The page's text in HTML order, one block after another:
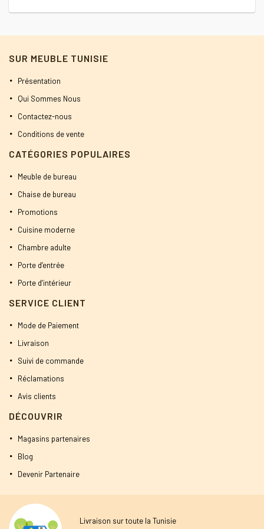
SUR MEUBLE TUNISIE
Présentation
Qui Sommes Nous
Contactez-nous
Conditions de vente
CATÉGORIES POPULAIRES
Meuble de bureau
Chaise de bureau
Promotions
Cuisine moderne
Chambre adulte
Porte d’entrée
Porte d’intérieur
SERVICE CLIENT
Mode de Paiement
Livraison
Suivi de commande
Réclamations
Avis clients
DÉCOUVRIR
Magasins partenaires
Blog
Devenir Partenaire
Livraison sur toute la Tunisie